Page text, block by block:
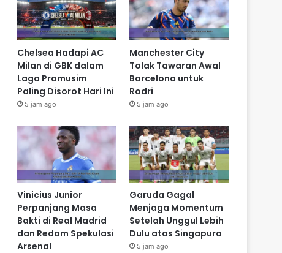
Chelsea Hadapi AC
Milan di GBK dalam
Laga Pramusim
Paling Disorot Hari Ini
5 jam ago
Manchester City
Tolak Tawaran Awal
Barcelona untuk
Rodri
5 jam ago
Vinicius Junior
Perpanjang Masa
Bakti di Real Madrid
dan Redam Spekulasi
Arsenal
Garuda Gagal
Menjaga Momentum
Setelah Unggul Lebih
Dulu atas Singapura
5 jam ago